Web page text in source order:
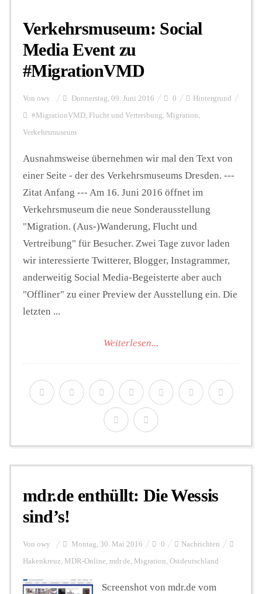
Verkehrsmuseum: Social
Media Event zu
#MigrationVMD
Von owy Donnerstag, 09. Juni 2016 0 Hintergrund
#MigrationVMD, Flucht und Vertreibung, Migration,
Verkehrsmuseum
Ausnahmsweise übernehmen wir mal den Text von
einer Seite - der des Verkehrsmuseums Dresden. ---
Zitat Anfang --- Am 16. Juni 2016 öffnet im
Verkehrsmuseum die neue Sonderausstellung
"Migration. (Aus-)Wanderung, Flucht und
Vertreibung" für Besucher. Zwei Tage zuvor laden
wir interessierte Twitterer, Blogger, Instagrammer,
anderweitig Social Media-Begeisterte aber auch
"Offliner" zu einer Preview der Ausstellung ein. Die
letzten ...
Weiterlesen...
mdr.de enthüllt: Die Wessis
sind’s!
Von owy Montag, 30. Mai 2016 0 Nachrichten
Hakenkreuz, MDR-Online, mdr.de, Migration, Ostdeutschland
Screenshot von mdr.de vom